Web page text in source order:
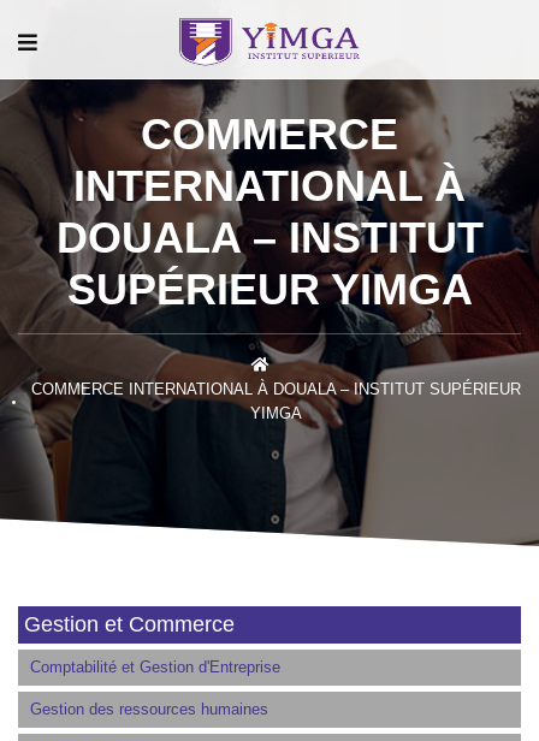
COMMERCE
INTERNATIONAL À
DOUALA – INSTITUT
SUPÉRIEUR YIMGA
COMMERCE INTERNATIONAL À DOUALA – INSTITUT SUPÉRIEUR
YIMGA
Gestion et Commerce
Comptabilité et Gestion d'Entreprise
Gestion des ressources humaines